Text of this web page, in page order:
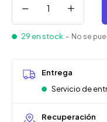
29 en stock - No se
Entrega
Servicio de
Recuperación